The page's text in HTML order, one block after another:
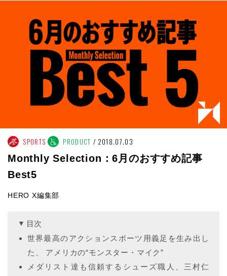
SPORTS PRODUCT 2018.07.03
Monthly Selection：6月のおすすめ記事
Best5
HERO X編集部
目次
世界最高のアクションスポーツ用義足を生み出し
た、 アメリカの“モンスター・マイク”
メダリスト達も信頼するシューズ職人、三村仁